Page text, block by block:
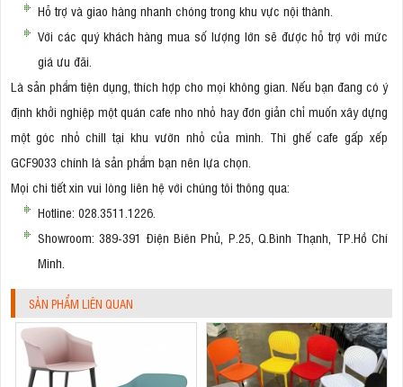
Hỗ trợ và giao hàng nhanh chóng trong khu vực nội thành.
Với các quý khách hàng mua số lượng lớn sẽ được hỗ trợ với mức
giá ưu đãi.
Là sản phẩm tiện dụng, thích hợp cho mọi không gian. Nếu bạn đang có ý
định khởi nghiệp một quán cafe nho nhỏ hay đơn giản chỉ muốn xây dựng
một góc nhỏ chill tại khu vườn nhỏ của mình. Thì ghế cafe gấp xếp
GCF9033 chính là sản phẩm bạn nên lựa chọn.
Mọi chi tiết xin vui lòng liên hệ với chúng tôi thông qua:
Hotline: 028.3511.1226.
Showroom: 389-391 Điện Biên Phủ, P.25, Q.Bình Thạnh, TP.Hồ Chí
Minh.
SẢN PHẨM LIÊN QUAN